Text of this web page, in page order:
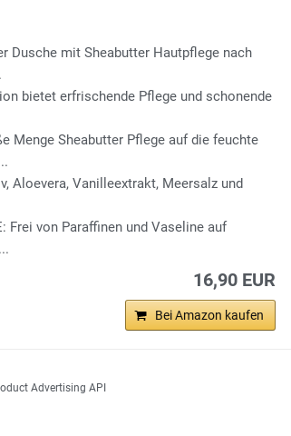
Dusche mit Sheabutter Hautpflege nach
bietet erfrischende Pflege und schonende
Menge Sheabutter Pflege auf die feuchte
Aloevera, Vanilleextrakt, Meersalz und
Frei von Paraffinen und Vaseline auf
16,90 EUR
Bei Amazon kaufen
Advertising API